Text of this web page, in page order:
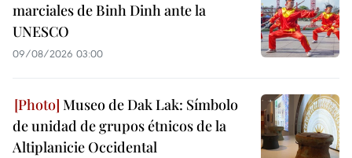
marciales de Binh Dinh ante la
UNESCO
09/08/2026 03:00
Museo de Dak Lak: Símbolo
de unidad de grupos étnicos de la
Altiplanicie Occidental